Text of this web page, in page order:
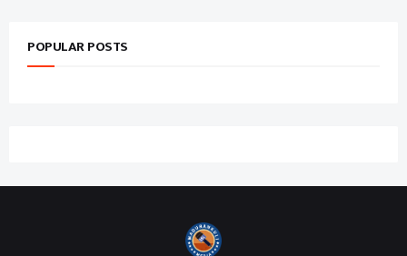
POPULAR POSTS